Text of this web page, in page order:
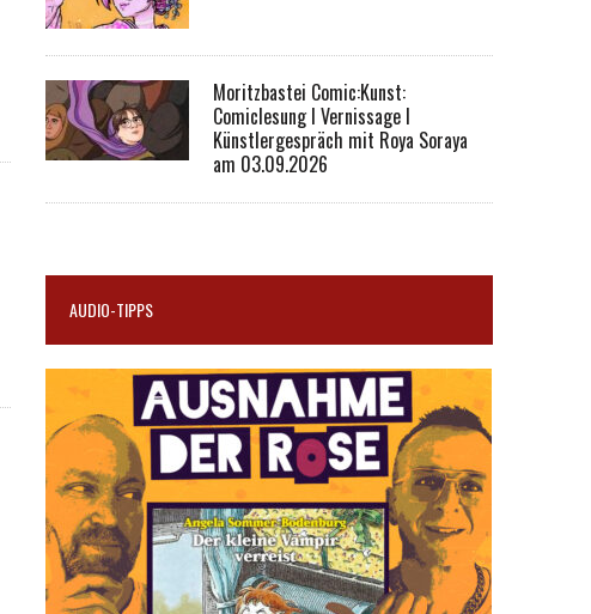
Moritzbastei Comic:Kunst:
Comiclesung I Vernissage I
Künstlergespräch mit Roya Soraya
am 03.09.2026
AUDIO-TIPPS